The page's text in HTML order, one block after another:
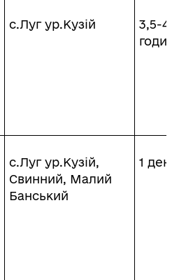
с.Луг ур.Кузій
3,5-4
с.Луг ур.Кузій,
Свинний, Малий
Банський
1 день